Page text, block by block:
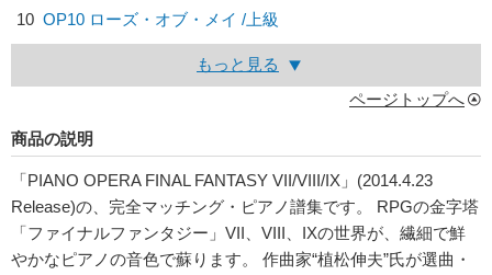
10 OP10 ローズ・オブ・メイ /上級
もっと見る
ページトップへ
商品の説明
「PIANO OPERA FINAL FANTASY VII/VIII/IX」(2014.4.23
Release)の、完全マッチング・ピアノ譜集です。 RPGの金字塔
「ファイナルファンタジー」VII、VIII、IXの世界が、繊細で鮮
やかなピアノの音色で蘇ります。 作曲家“植松伸夫”氏が選曲・